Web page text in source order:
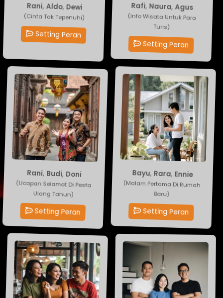
Rani, Aldo, Dewi
(Cinta Tak Tepenuhi)
Setting Peran
Rafi, Naura,Agus
(Info Wisata Untuk Para
Turis)
Setting Peran
Rani ,Budi ,Doni
(Ucapan Selamat Di Pesta
Ulang Tahun)
Setting Peran
Bayu, Rara, Ennie
(Malam Pertama Di Rumah
Baru)
Setting Peran